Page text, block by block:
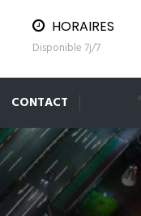
HORAIRES
Disponible 7j/7
CONTACT